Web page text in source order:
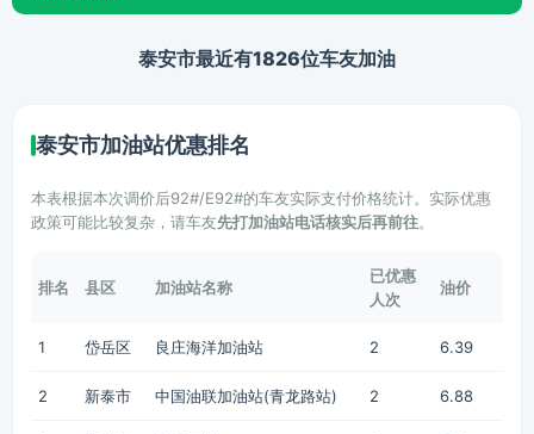
泰安市最近有1826位车友加油
泰安市加油站优惠排名
本表根据本次调价后92#/E92#的车友实际支付价格统计。实际优惠
政策可能比较复杂，请车友先打加油站电话核实后再前往。
排名 县区 加油站名称
已优惠
人次
油价
1 岱岳区 良庄海洋加油站 2 6.39
2 新泰市 中国油联加油站(青龙路站) 2 6.88